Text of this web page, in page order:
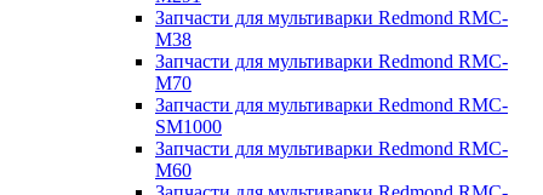
Запчасти для мультиварки Redmond RMC-
M38
Запчасти для мультиварки Redmond RMC-
M70
Запчасти для мультиварки Redmond RMC-
SM1000
Запчасти для мультиварки Redmond RMC-
M60